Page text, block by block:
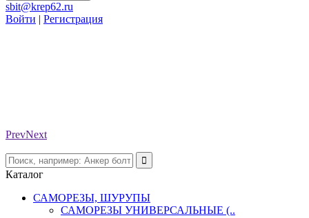
sbit@krep62.ru
Войти | Регистрация
PrevNext
Каталог
САМОРЕЗЫ, ШУРУПЫ
САМОРЕЗЫ УНИВЕРСАЛЬНЫЕ (..